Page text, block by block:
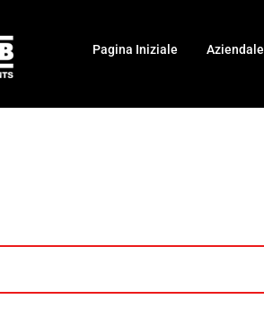
Pagina Iniziale Aziendale